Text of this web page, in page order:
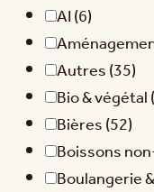
AI(6)
Autres(35)
Bio & végétal
Bières(52)
Boissons
Boulangerie